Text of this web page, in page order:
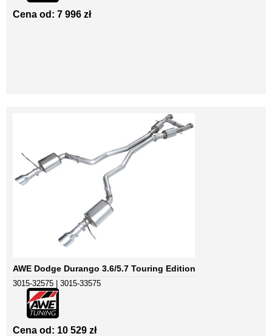
Cena od: 7 996 zł
AWE Dodge Durango 3.6/5.7 Touring Edition
3015-32575 | 3015-33575
Cena od: 10 529 zł